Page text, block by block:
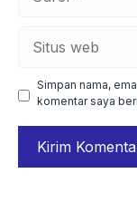
Simpan nama,
komentar saya